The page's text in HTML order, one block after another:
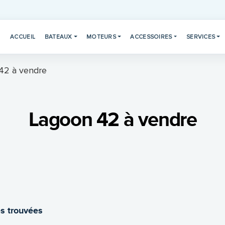
ACCUEIL BATEAUX MOTEURS ACCESSOIRES SERVICES
à vendre
Lagoon 42 à vendre
trouvées